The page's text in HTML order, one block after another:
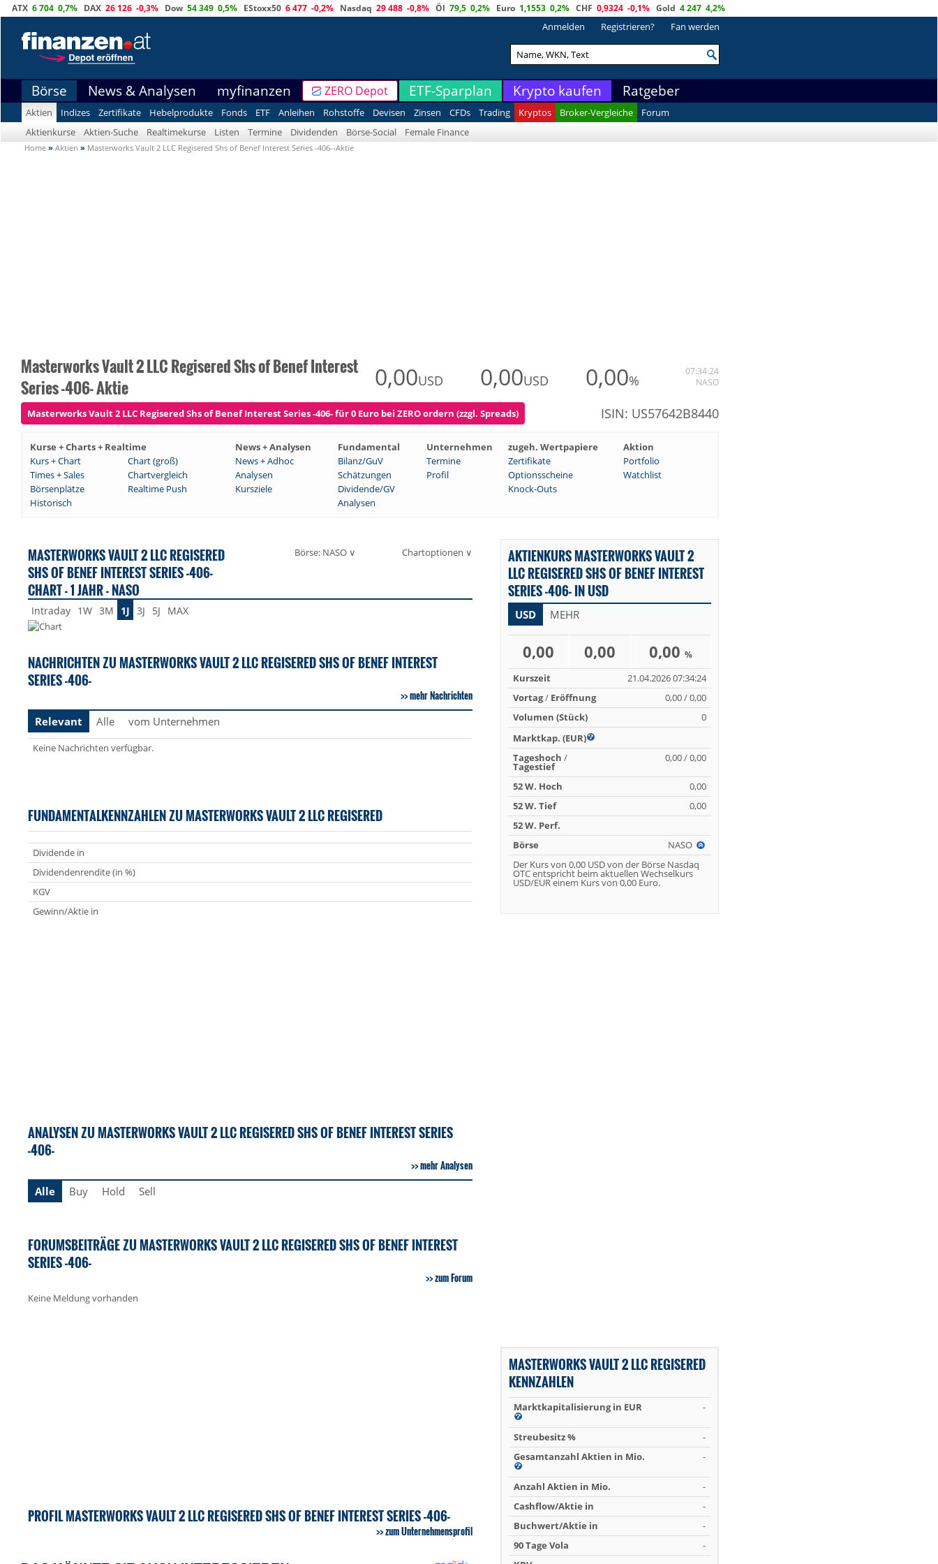
ATX 6 704 0,7% DAX 26 126 -0,3% Dow 54 349 0,5% EStoxx50 6 477 -0,2% Nasdaq 29 488 -0,8% Öl 79,5 0,2% Euro 1,1553 0,2% CHF 0,9324 -0,1% Gold 4 247 4,2%
Anmelden Registrieren? Fan werden
Börse News & Analysen myfinanzen ZERO Depot ETF-Sparplan Krypto kaufen Ratgeber
Aktien Indizes Zertifikate Hebelprodukte Fonds ETF Anleihen Rohstoffe Devisen Zinsen CFDs Trading Kryptos Broker-Vergleiche
Forum
Aktienkurse
Aktien-Suche Realtimekurse Listen Termine Dividenden Börse-Social Female Finance
Home » Aktien » Masterworks Vault 2 LLC Regisered Shs of Benef Interest Series -406--Aktie
Masterworks Vault 2 LLC Regisered Shs of Benef Interest
Series -406- Aktie
0,00USD 0,00USD 0,00%
07:34:24
NASO
Masterworks Vault 2 LLC Regisered Shs of Benef Interest Series -406- für 0 Euro bei ZERO ordern (zzgl. Spreads) ISIN: US57642B8440
Kurse + Charts + Realtime News + Analysen Fundamental Unternehmen zugeh. Wertpapiere
Aktion
Kurs + Chart
Chart (groß) News + Adhoc Bilanz/GuV Termine Zertifikate
Portfolio
Times + Sales
Chartvergleich Analysen Schätzungen Profil Optionsscheine
Watchlist
Börsenplätze
Realtime Push Kursziele Dividende/GV
Knock-Outs
Historisch
Analysen
MASTERWORKS VAULT 2 LLC REGISERED
SHS OF BENEF INTEREST SERIES -406-
CHART - 1 JAHR - NASO
Börse: NASO ∨ Chartoptionen ∨
Intraday 1W 3M 1J 3J 5J MAX
NACHRICHTEN ZU MASTERWORKS VAULT 2 LLC REGISERED SHS OF BENEF INTEREST
SERIES -406-
mehr Nachrichten
Relevant
Alle vom Unternehmen
Keine Nachrichten verfügbar.
FUNDAMENTALKENNZAHLEN ZU MASTERWORKS VAULT 2 LLC REGISERED
Dividende in
Dividendenrendite (in %)
KGV
Gewinn/Aktie in
ANALYSEN ZU MASTERWORKS VAULT 2 LLC REGISERED SHS OF BENEF INTEREST SERIES
-406-
mehr Analysen
Alle
Buy Hold Sell
FORUMSBEITRÄGE ZU MASTERWORKS VAULT 2 LLC REGISERED SHS OF BENEF INTEREST
SERIES -406-
zum Forum
Keine Meldung vorhanden
PROFIL MASTERWORKS VAULT 2 LLC REGISERED SHS OF BENEF INTEREST SERIES -406-
zum Unternehmensprofil
AKTIENKURS MASTERWORKS VAULT 2
LLC REGISERED SHS OF BENEF INTEREST
SERIES -406- IN USD
USD MEHR
0,00 0,00 0,00%
Kurszeit
21.04.2026 07:34:24
Vortag/ Eröffnung
0,00 / 0,00
Volumen (Stück)
0
Marktkap. (EUR)
Tageshoch /
Tagestief
0,00 / 0,00
52 W. Hoch
0,00
52 W. Tief
0,00
52 W. Perf.
Börse
NASO
Der Kurs von 0,00 USD von der Börse Nasdaq
OTC entspricht beim aktuellen Wechselkurs
USD/EUR einem Kurs von 0,00 Euro.
MASTERWORKS VAULT 2 LLC REGISERED
KENNZAHLEN
Marktkapitalisierung in EUR -
Streubesitz %
-
Gesamtanzahl Aktien in Mio.
-
Anzahl Aktien in Mio.
-
Cashflow/Aktie in
-
Buchwert/Aktie in
-
90 Tage Vola
-